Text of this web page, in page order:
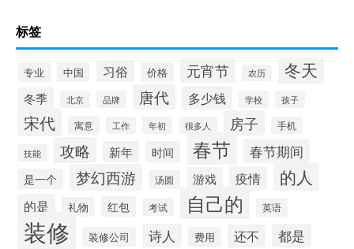
标签
专业 中国 习俗 价格 元宵节 农历 冬天
冬季 北京 品牌 唐代 多少钱 学校 孩子
宋代 寓意 工作 年初 很多人 房子 手机
技能 攻略 新年 时间 春节 春节期间
是一个 梦幻西游 汤圆 游戏 疫情 的人
的是 礼物 红包 考试 自己的 英语
装修 装修公司 诗人 费用 还不 都是